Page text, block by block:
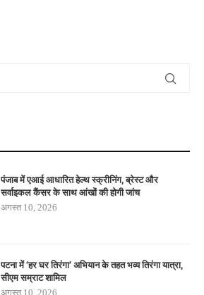
पंजाब में एआई आधारित हेल्थ स्क्रीनिंग, ब्रेस्ट और
सर्वाइकल कैंसर के साथ आंखों की होगी जांच
अगस्त 10, 2026
पटना में ‘हर घर तिरंगा’ अभियान के तहत भव्य तिरंगा यात्रा,
सीएम सम्राट शामिल
अगस्त 10, 2026